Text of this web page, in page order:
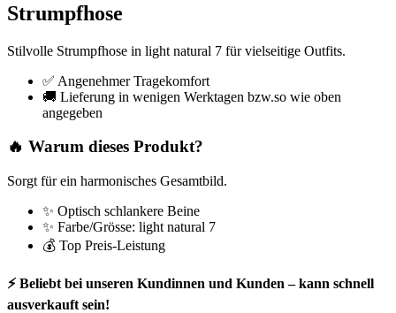
Strumpfhose
Stilvolle Strumpfhose in light natural 7 für vielseitige Outfits.
✅ Angenehmer Tragekomfort
🚚 Lieferung in wenigen Werktagen bzw.so wie oben
angegeben
🔥 Warum dieses Produkt?
Sorgt für ein harmonisches Gesamtbild.
✨ Optisch schlankere Beine
✨ Farbe/Grösse: light natural 7
💰 Top Preis-Leistung
⚡ Beliebt bei unseren Kundinnen und Kunden – kann schnell
ausverkauft sein!